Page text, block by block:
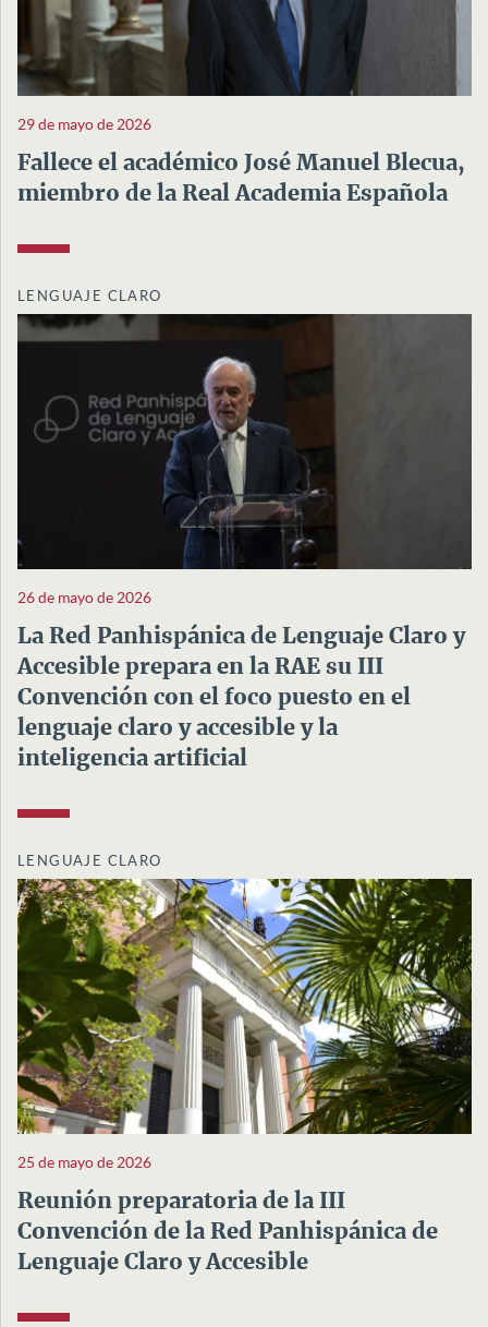
29 de mayo de 2026
Fallece el académico José Manuel Blecua,
miembro de la Real Academia Española
LENGUAJE CLARO
26 de mayo de 2026
La Red Panhispánica de Lenguaje Claro y
Accesible prepara en la RAE su III
Convención con el foco puesto en el
lenguaje claro y accesible y la
inteligencia artificial
LENGUAJE CLARO
25 de mayo de 2026
Reunión preparatoria de la III
Convención de la Red Panhispánica de
Lenguaje Claro y Accesible